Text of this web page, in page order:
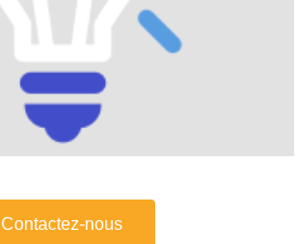
Contactez-nous